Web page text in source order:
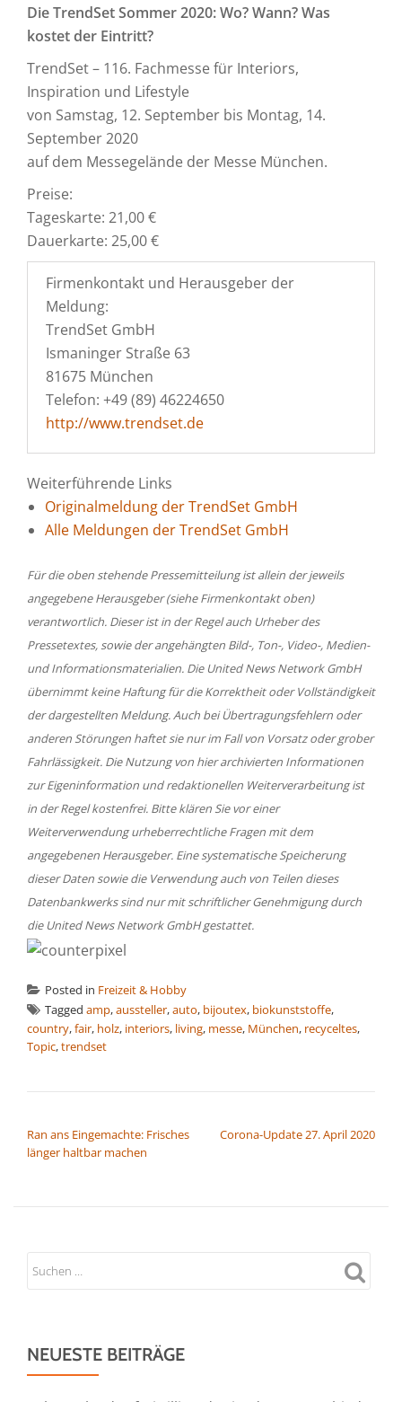
Die TrendSet Sommer 2020: Wo? Wann? Was
kostet der Eintritt?
TrendSet – 116. Fachmesse für Interiors,
Inspiration und Lifestyle
von Samstag, 12. September bis Montag, 14.
September 2020
auf dem Messegelände der Messe München.
Preise:
Tageskarte: 21,00 €
Dauerkarte: 25,00 €
Firmenkontakt und Herausgeber der
Meldung:
TrendSet GmbH
Ismaninger Straße 63
81675 München
Telefon: +49 (89) 46224650
http://www.trendset.de
Weiterführende Links
Originalmeldung der TrendSet GmbH
Alle Meldungen der TrendSet GmbH
Für die oben stehende Pressemitteilung ist allein der jeweils
angegebene Herausgeber (siehe Firmenkontakt oben)
verantwortlich. Dieser ist in der Regel auch Urheber des
Pressetextes, sowie der angehängten Bild-, Ton-, Video-, Medien-
und Informationsmaterialien. Die United News Network GmbH
übernimmt keine Haftung für die Korrektheit oder Vollständigkeit
der dargestellten Meldung. Auch bei Übertragungsfehlern oder
anderen Störungen haftet sie nur im Fall von Vorsatz oder grober
Fahrlässigkeit. Die Nutzung von hier archivierten Informationen
zur Eigeninformation und redaktionellen Weiterverarbeitung ist
in der Regel kostenfrei. Bitte klären Sie vor einer
Weiterverwendung urheberrechtliche Fragen mit dem
angegebenen Herausgeber. Eine systematische Speicherung
dieser Daten sowie die Verwendung auch von Teilen dieses
Datenbankwerks sind nur mit schriftlicher Genehmigung durch
die United News Network GmbH gestattet.
Posted in Freizeit & Hobby
Tagged amp,aussteller,auto, bijoutex, biokunststoffe,
country,fair, holz, interiors, living, messe, München, recyceltes,
Topic,trendset
Ran ans Eingemachte: Frisches
länger haltbar machen
Corona-Update 27. April 2020
NEUESTE BEITRÄGE